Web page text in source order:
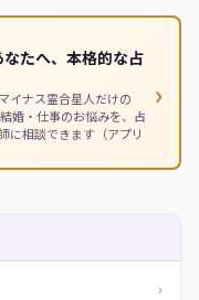
たへ、本格的な占
イナス霊合星人だけの
婚・仕事のお悩みを、占
に相談できます（アプリ
›
›